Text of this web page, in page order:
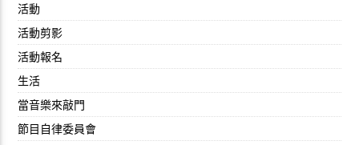
活動
活動剪影
活動報名
生活
當音樂來敲門
節目自律委員會